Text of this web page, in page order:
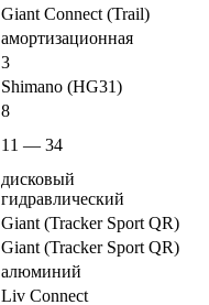
Giant Connect (Trail)
амортизационная
3
Shimano (HG31)
8
11 — 34
дисковый
гидравлический
Giant (Tracker Sport QR)
Giant (Tracker Sport QR)
алюминий
Liv Connect